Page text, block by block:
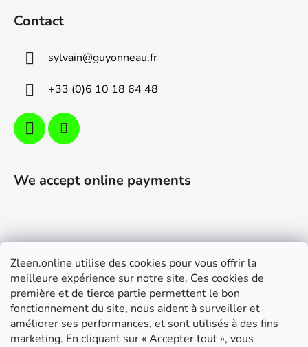
Zleen.online utilise des cookies pour vous offrir la
meilleure expérience sur notre site. Ces cookies de
première et de tierce partie permettent le bon
fonctionnement du site, nous aident à surveiller et
améliorer ses performances, et sont utilisés à des fins
marketing. En cliquant sur « Accepter tout », vous
Contact
sylvain@guyonneau.fr
+33 (0)6 10 18 64 48
We accept online payments
Support
Modalités de livraison et paiement
Conditions générales de ventes
RGPD